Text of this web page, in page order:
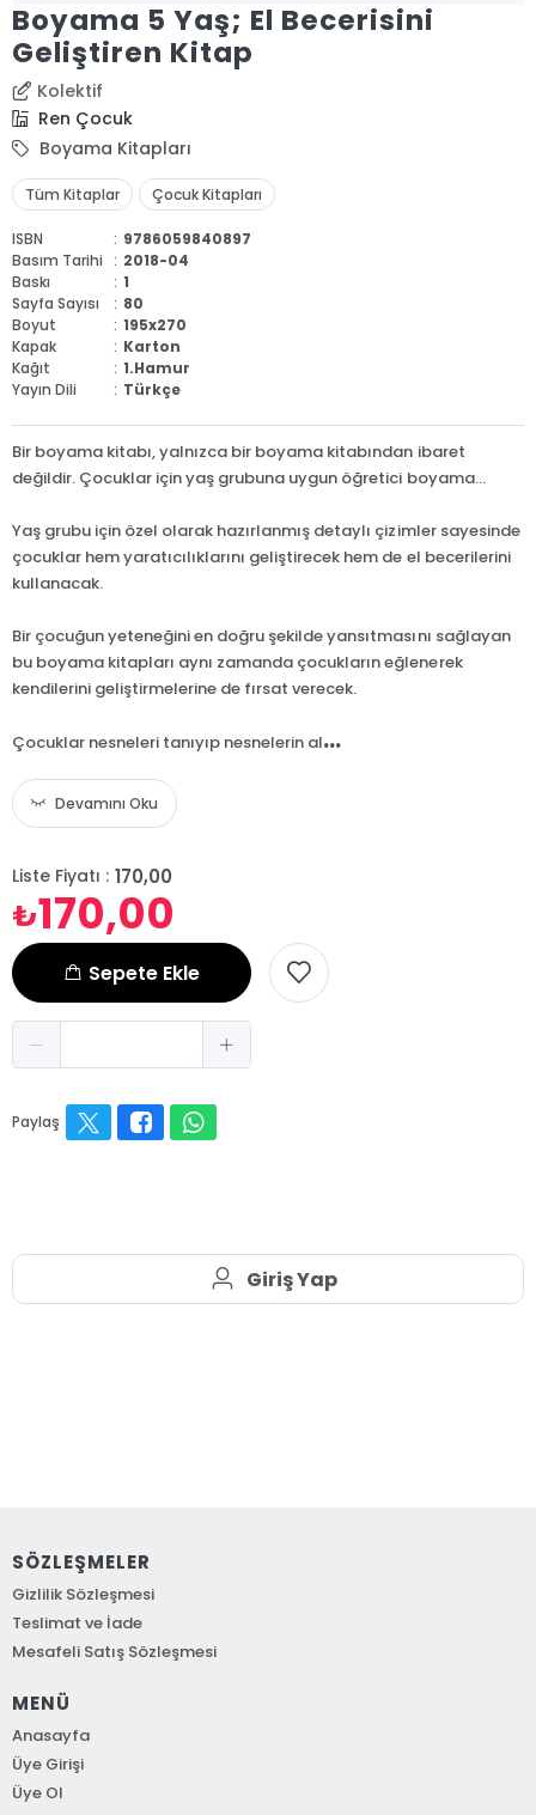
Boyama 5 Yaş; El Becerisini
Geliştiren Kitap
Kolektif
Ren Çocuk
Boyama Kitapları
Tüm Kitaplar Çocuk Kitapları
ISBN : 9786059840897
Basım Tarihi : 2018-04
Baskı
: 1
Sayfa Sayısı
: 80
Boyut
: 195x270
Kapak
: Karton
Kağıt
: 1.Hamur
Yayın Dili
: Türkçe
Bir boyama kitabı, yalnızca bir boyama kitabından ibaret
değildir. Çocuklar için yaş grubuna uygun öğretici boyama...
Yaş grubu için özel olarak hazırlanmış detaylı çizimler sayesinde
çocuklar hem yaratıcılıklarını geliştirecek hem de el becerilerini
kullanacak.
Bir çocuğun yeteneğini en doğru şekilde yansıtmasını sağlayan
bu boyama kitapları aynı zamanda çocukların eğlenerek
kendilerini geliştirmelerine de fırsat verecek.
Çocuklar nesneleri tanıyıp nesnelerin al...
Devamını Oku
Liste Fiyatı : 170,00
₺170,00
Sepete Ekle
Paylaş
Giriş Yap
SÖZLEŞMELER
Gizlilik Sözleşmesi
Teslimat ve İade
Mesafeli Satış Sözleşmesi
MENÜ
Anasayfa
Üye Girişi
Üye Ol